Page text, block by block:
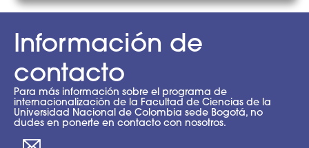
Información de
contacto
Para más información sobre el programa de
internacionalización de la Facultad de Ciencias de la
Universidad Nacional de Colombia sede Bogotá, no
dudes en ponerte en contacto con nosotros.